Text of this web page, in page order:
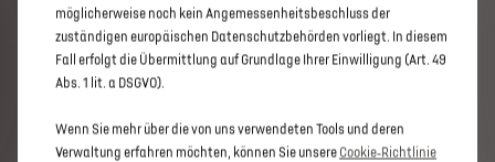
möglicherweise noch kein Angemessenheitsbeschluss der
zuständigen europäischen Datenschutzbehörden vorliegt. In diesem
Fall erfolgt die Übermittlung auf Grundlage Ihrer Einwilligung (Art. 49
Abs. 1 lit. a DSGVO).
Wenn Sie mehr über die von uns verwendeten Tools und deren
Verwaltung erfahren möchten, können Sie unsere Cookie‑Richtlinie